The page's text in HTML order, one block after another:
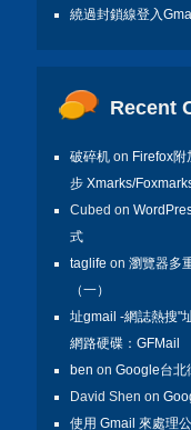
繞過封鎖線登入
Recent
破碎机 on Firefox附
步 Xmarks/
Cubed on
式
taglife on 瀏覽器多
（一）
址gmail -網誌熱搜"
網路硬碟：GFMail
ben on Google台北
David Shen on
使用 Gmail 來處理